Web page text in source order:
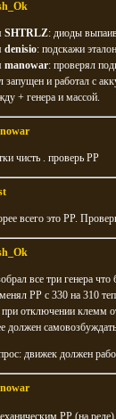
SHTRLZ: диоды
denisio: подскажи
manowar: проверял
запущен и работал с
+ генера и массой.
чисть . проверь РР
всего это РР.
все три генера
РР с 330 на 310
отключении клемм от
должен
движек должен
РР (на